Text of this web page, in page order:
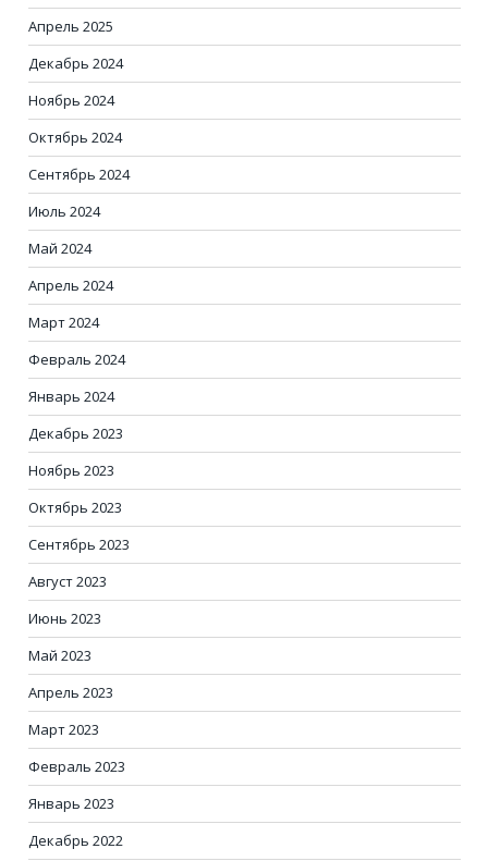
Апрель 2025
Декабрь 2024
Ноябрь 2024
Октябрь 2024
Сентябрь 2024
Июль 2024
Май 2024
Апрель 2024
Март 2024
Февраль 2024
Январь 2024
Декабрь 2023
Ноябрь 2023
Октябрь 2023
Сентябрь 2023
Август 2023
Июнь 2023
Май 2023
Апрель 2023
Март 2023
Февраль 2023
Январь 2023
Декабрь 2022